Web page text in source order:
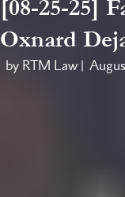
[08-25-25]
Oxnard
by RTM Law |